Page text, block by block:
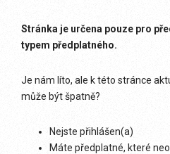
Stránka je určena pouze pro
typem předplatného.
Je nám líto, ale k této stránce
může být špatně?
Nejste přihlášen(a)
Máte předplatné, které